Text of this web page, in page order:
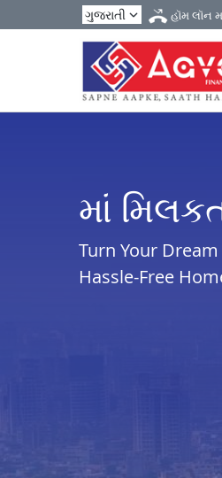
હૉમ લૉન
માં
Turn Your
Hassle-Free